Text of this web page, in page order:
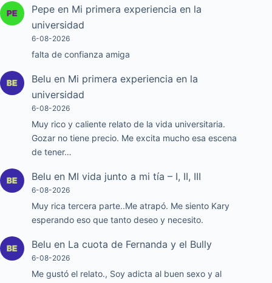
Pepe en Mi primera experiencia en la
universidad
6-08-2026
falta de confianza amiga
Belu en Mi primera experiencia en la
universidad
6-08-2026
Muy rico y caliente relato de la vida universitaria.
Gozar no tiene precio. Me excita mucho esa escena
de tener…
Belu en MI vida junto a mi tía – I, II, III
6-08-2026
Muy rica tercera parte..Me atrapó. Me siento Kary
esperando eso que tanto deseo y necesito.
Belu en La cuota de Fernanda y el Bully
6-08-2026
Me gustó el relato., Soy adicta al buen sexo y al